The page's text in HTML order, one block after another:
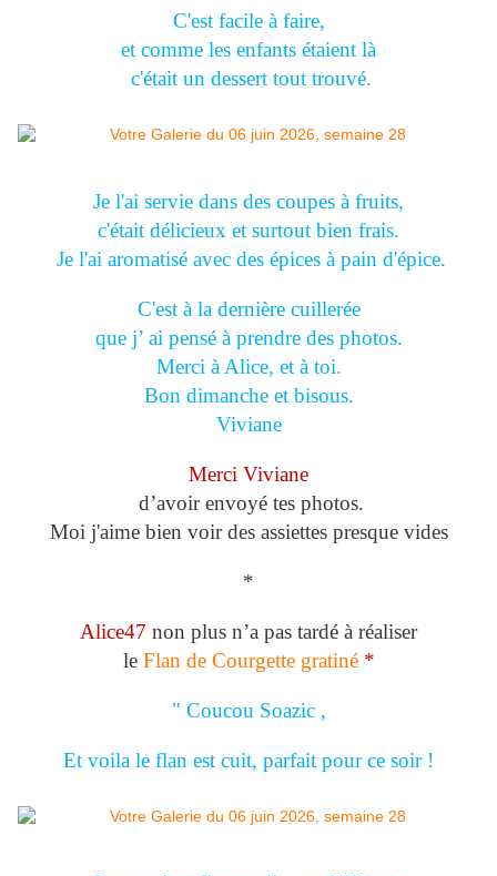
C'est facile à faire,
et comme les enfants étaient là
c'était un dessert tout trouvé.
Je l'ai servie dans des coupes à fruits,
c'était délicieux et surtout bien frais.
Je l'ai aromatisé avec des épices à pain d'épice.
C'est à la dernière cuillerée
que j’ ai pensé à prendre des photos.
Merci à Alice, et à toi.
Bon dimanche et bisous.
Viviane
Merci Viviane
d’avoir envoyé tes photos.
Moi j'aime bien voir des assiettes presque vides
*
Alice47 non plus n’a pas tardé à réaliser
le Flan de Courgette gratiné *
" Coucou Soazic ,
Et voila le flan est cuit, parfait pour ce soir !